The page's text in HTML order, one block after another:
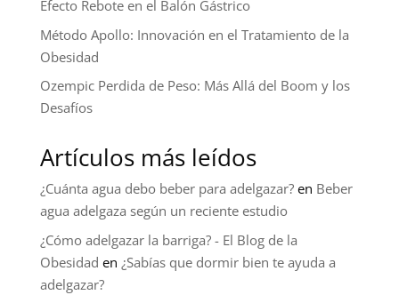
Efecto Rebote en el Balón Gástrico
Método Apollo: Innovación en el Tratamiento de la
Obesidad
Ozempic Perdida de Peso: Más Allá del Boom y los
Desafíos
Artículos más leídos
¿Cuánta agua debo beber para adelgazar?en Beber
agua adelgaza según un reciente estudio
¿Cómo adelgazar la barriga? - El Blog de la
Obesidad en ¿Sabías que dormir bien te ayuda a
adelgazar?